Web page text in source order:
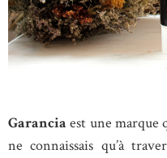
Garancia est une marque
ne connaissais qu’à